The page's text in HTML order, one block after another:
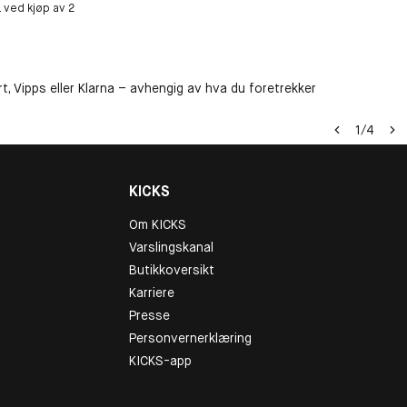
ved kjøp av 2
Vipps eller Klarna – avhengig av hva du foretrekker
1/4
KICKS
Om KICKS
Varslingskanal
Butikkoversikt
Karriere
Presse
Personvernerklæring
KICKS-app